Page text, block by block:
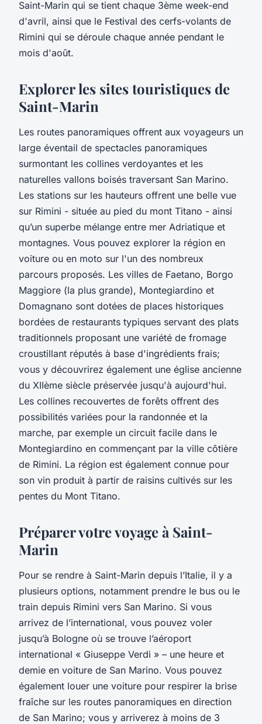
Saint-Marin qui se tient chaque 3ème week-end
d'avril, ainsi que le Festival des cerfs-volants de
Rimini qui se déroule chaque année pendant le
mois d'août.
Explorer les sites touristiques de
Saint-Marin
Les routes panoramiques offrent aux voyageurs un
large éventail de spectacles panoramiques
surmontant les collines verdoyantes et les
naturelles vallons boisés traversant San Marino.
Les stations sur les hauteurs offrent une belle vue
sur Rimini - située au pied du mont Titano - ainsi
qu’un superbe mélange entre mer Adriatique et
montagnes. Vous pouvez explorer la région en
voiture ou en moto sur l'un des nombreux
parcours proposés. Les villes de Faetano, Borgo
Maggiore (la plus grande), Montegiardino et
Domagnano sont dotées de places historiques
bordées de restaurants typiques servant des plats
traditionnels proposant une variété de fromage
croustillant réputés à base d'ingrédients frais;
vous y découvrirez également une église ancienne
du XIIème siècle préservée jusqu'à aujourd'hui.
Les collines recouvertes de forêts offrent des
possibilités variées pour la randonnée et la
marche, par exemple un circuit facile dans le
Montegiardino en commençant par la ville côtière
de Rimini. La région est également connue pour
son vin produit à partir de raisins cultivés sur les
pentes du Mont Titano.
Préparer votre voyage à Saint-
Marin
Pour se rendre à Saint-Marin depuis l’Italie, il y a
plusieurs options, notamment prendre le bus ou le
train depuis Rimini vers San Marino. Si vous
arrivez de l’international, vous pouvez voler
jusqu’à Bologne où se trouve l’aéroport
international « Giuseppe Verdi » – une heure et
demie en voiture de San Marino. Vous pouvez
également louer une voiture pour respirer la brise
fraîche sur les routes panoramiques en direction
de San Marino; vous y arriverez à moins de 3